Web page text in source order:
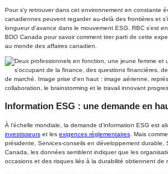
Pour s’y retrouver dans cet environnement en constante
canadiennes peuvent regarder au-delà des frontières et
longueur d’avance dans le mouvement ESG. RBC s’est
BDO Canada pour savoir comment tirer parti de cette
au monde des affaires canadien.
Information ESG : une demande en
À l’échelle mondiale, la demande d’information ESG est
investisseurs et les exigences réglementaires . Mais
présidente, Services-conseils en développement durable,
Canada, les données semblent indiquer que les
occasions et des risques liés à la durabilité obtiennent de